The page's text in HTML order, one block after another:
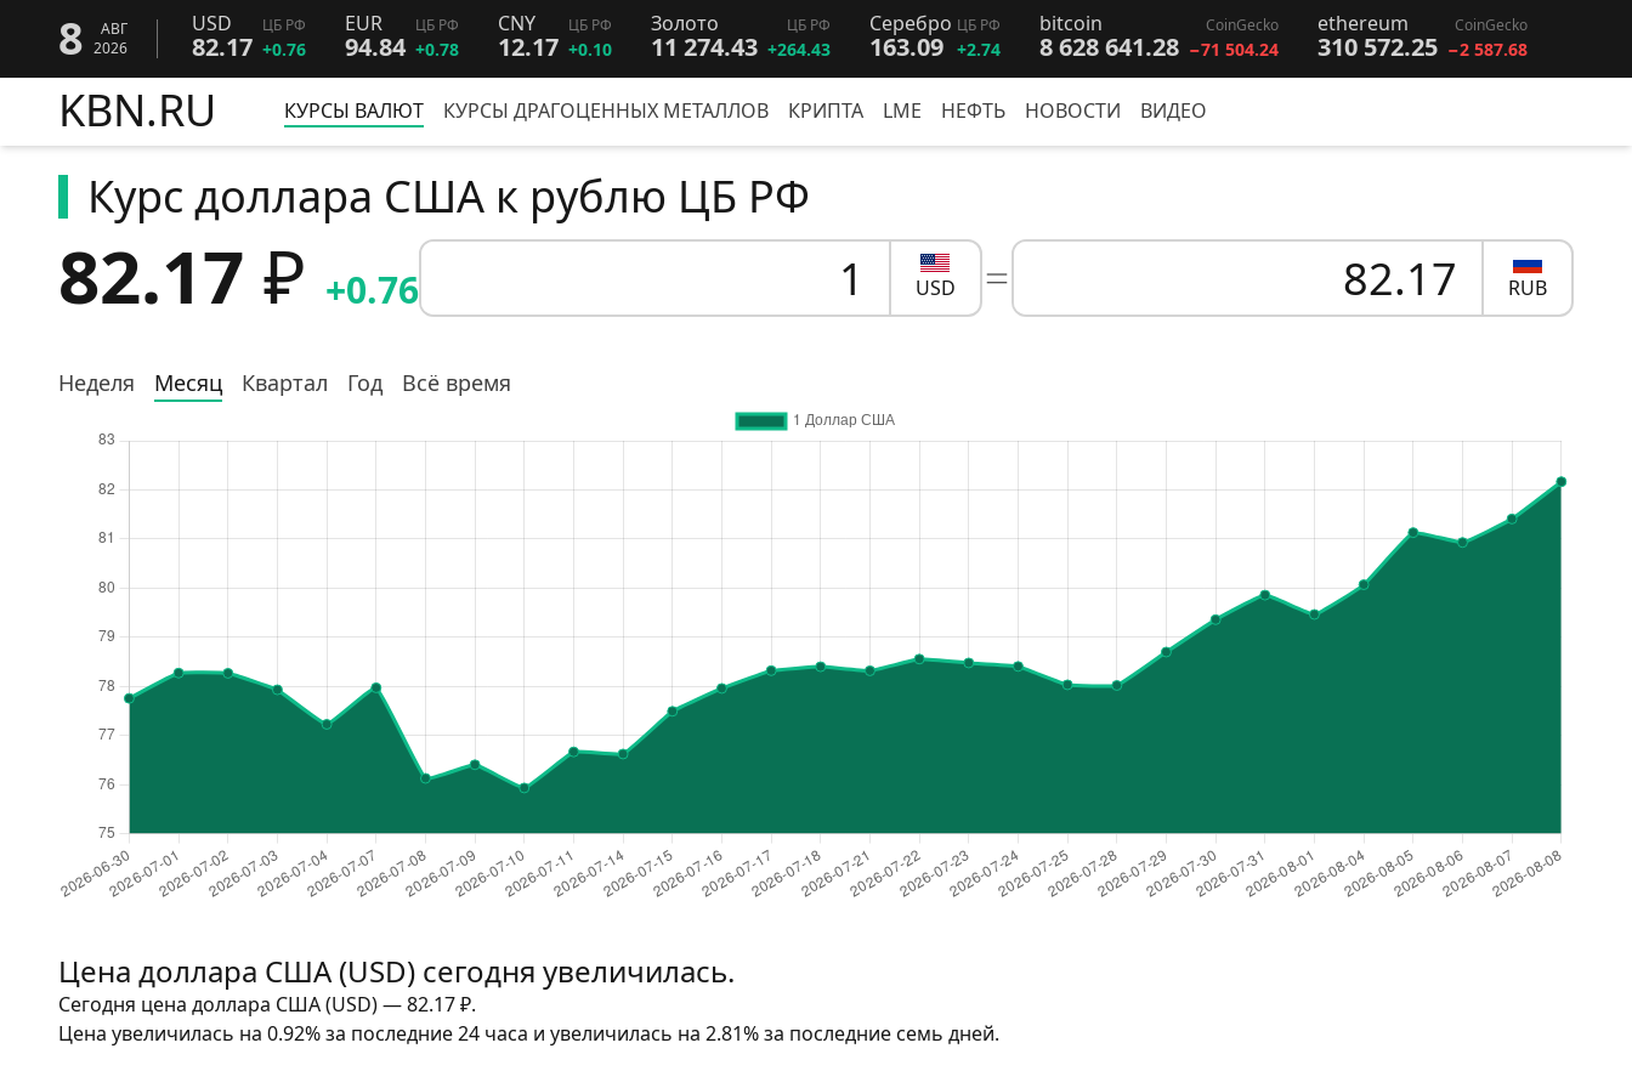
8
АВГ
2026
USD ЦБ РФ
82.17 +0.76
EUR ЦБ РФ
94.84 +0.78
CNY ЦБ РФ
12.17 +0.10
Золото ЦБ РФ
11 274.43 +264.43
Серебро ЦБ РФ
163.09 +2.74
bitcoin CoinGecko
8 628 641.28 −71 504.24
ethereum CoinGecko
310 572.25 −2 587.68
KBN.RU КУРСЫ ВАЛЮТ КУРСЫ ДРАГОЦЕННЫХ МЕТАЛЛОВ КРИПТА LME НЕФТЬ НОВОСТИ ВИДЕО
Курс доллара США к рублю ЦБ РФ
82.17 ₽ +0.76 USD RUB
Неделя Месяц Квартал Год Всё время
Цена доллара США (USD) сегодня увеличилась.
Сегодня цена доллара США (USD) — 82.17₽.
Цена увеличилась на 0.92% за последние 24 часа и увеличилась на 2.81% за последние семь дней.